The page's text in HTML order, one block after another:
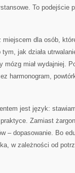
To
miejscem dla osób,
tym, jak działa
mózg miał wydajniej.
harmonogram,
jest język:
Zamiast
– dopasowanie. Bo
w zależności od